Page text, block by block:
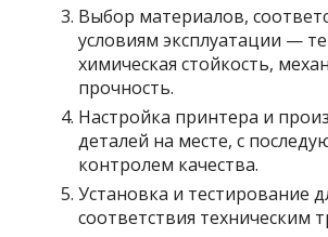
Выбор материалов,
условиям эксплуатации —
химическая стойкость,
прочность.
Настройка принтера и
деталей на месте, с
контролем качества.
Установка и тестирование
соответствия техническим